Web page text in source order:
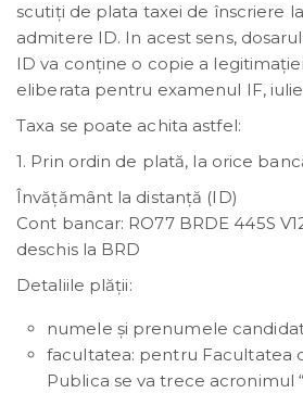
scutiți de plata taxei de înscriere
admitere ID. In acest sens,
ID va conține o copie a
eliberata pentru examenul IF, iulie
Taxa se poate achita astfel:
1. Prin ordin de plată, la orice
Învăţământ la distanţă (ID)
Cont bancar: RO77 BRDE 445S
deschis la BRD
Detaliile plății:
numele și prenumele
facultatea: pentru Facultatea
Publica se va trece acronimul